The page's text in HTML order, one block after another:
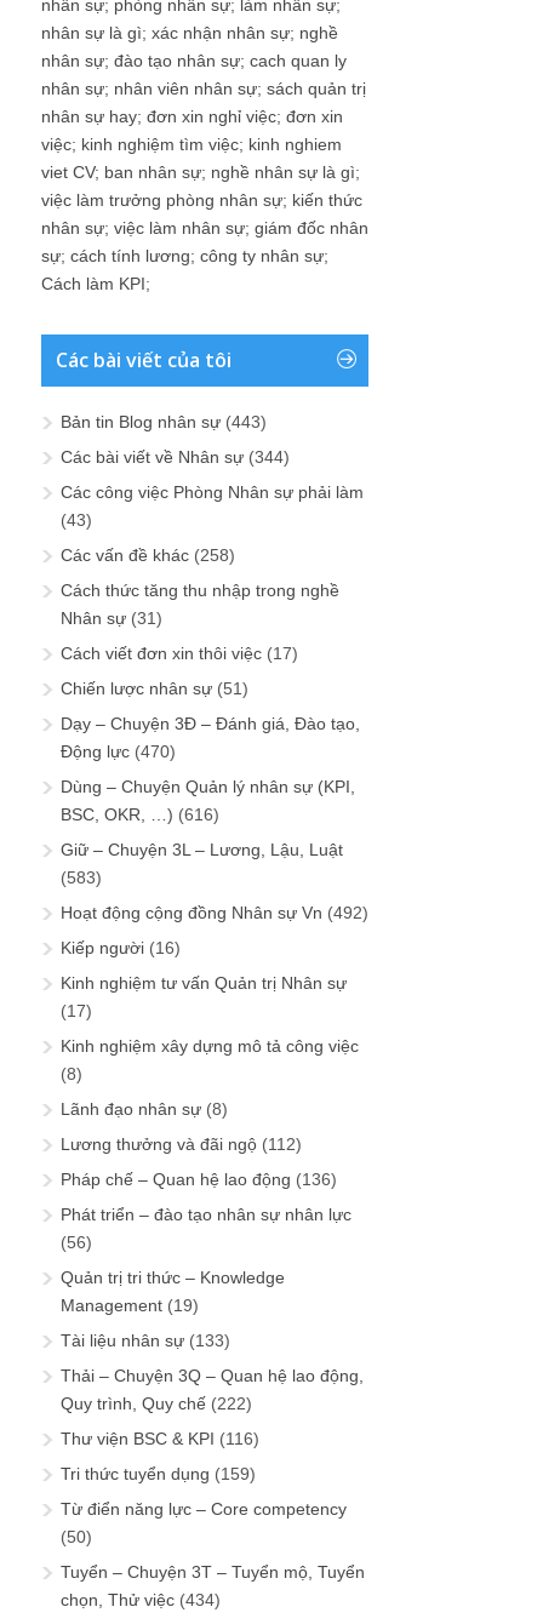
nhân sự; phòng nhân sự; làm nhân sự;
nhân sự là gì; xác nhận nhân sự; nghề
nhân sự; đào tạo nhân sự; cach quan ly
nhân sự; nhân viên nhân sự; sách quản trị
nhân sự hay; đơn xin nghỉ việc; đơn xin
việc; kinh nghiệm tìm việc; kinh nghiem
viet CV; ban nhân sự; nghề nhân sự là gì;
việc làm trưởng phòng nhân sự; kiến thức
nhân sự; việc làm nhân sự; giám đốc nhân
sự; cách tính lương; công ty nhân sự;
Cách làm KPI;
Các bài viết của tôi
Bản tin Blog nhân sự (443)
Các bài viết về Nhân sự (344)
Các công việc Phòng Nhân sự phải làm
(43)
Các vấn đề khác (258)
Cách thức tăng thu nhập trong nghề
Nhân sự (31)
Cách viết đơn xin thôi việc (17)
Chiến lược nhân sự (51)
Dạy – Chuyện 3Đ – Đánh giá, Đào tạo,
Động lực (470)
Dùng – Chuyện Quản lý nhân sự (KPI,
BSC, OKR, …) (616)
Giữ – Chuyện 3L – Lương, Lậu, Luật
(583)
Hoạt động cộng đồng Nhân sự Vn (492)
Kiếp người (16)
Kinh nghiệm tư vấn Quản trị Nhân sự
(17)
Kinh nghiệm xây dựng mô tả công việc
(8)
Lãnh đạo nhân sự (8)
Lương thưởng và đãi ngộ (112)
Pháp chế – Quan hệ lao động (136)
Phát triển – đào tạo nhân sự nhân lực
(56)
Quản trị tri thức – Knowledge
Management (19)
Tài liệu nhân sự (133)
Thải – Chuyện 3Q – Quan hệ lao động,
Quy trình, Quy chế (222)
Thư viện BSC & KPI (116)
Tri thức tuyển dụng (159)
Từ điển năng lực – Core competency
(50)
Tuyển – Chuyện 3T – Tuyển mộ, Tuyển
chọn, Thử việc (434)